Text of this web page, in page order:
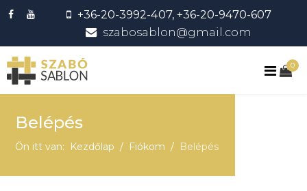
+36-20-3992-407, +36-20-9470-607
szabosablon@gmail.com
0
Belépés
Ön itt van: Kezdőlap Fiókom Belépés